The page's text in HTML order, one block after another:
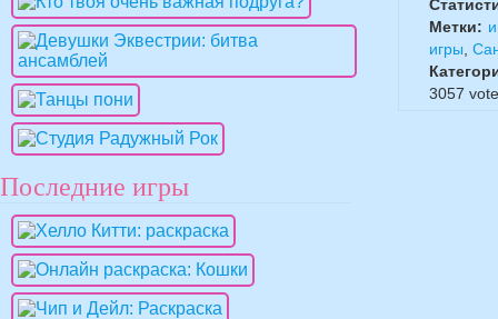
Метки:
игры
3057
Последние игры